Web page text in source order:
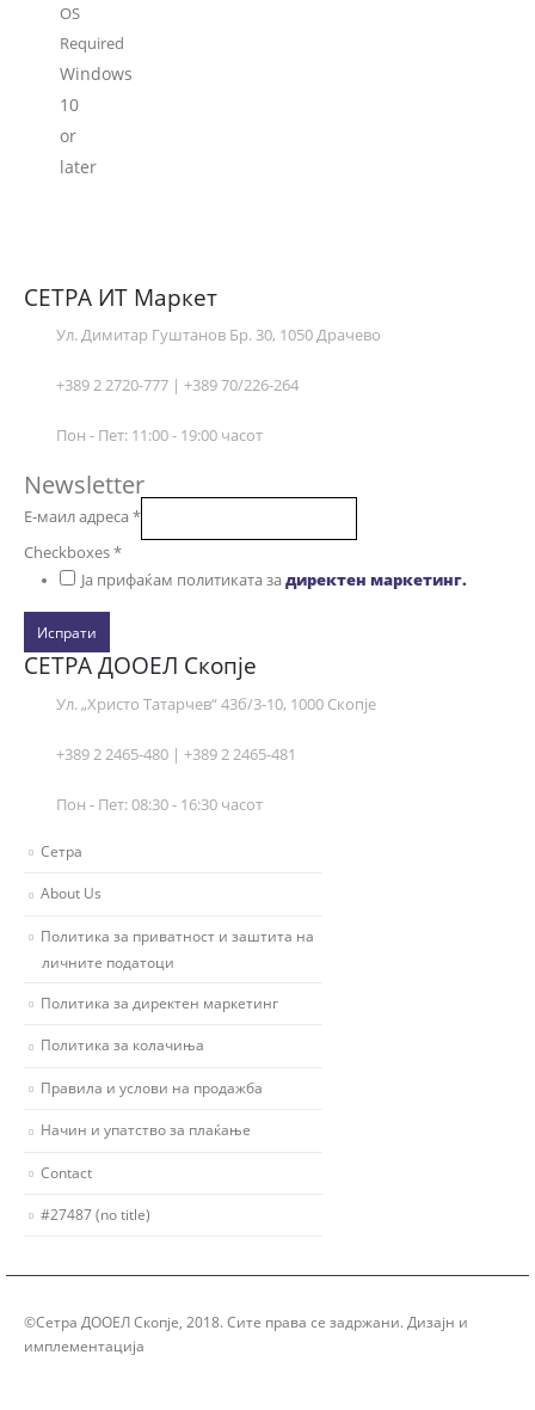
OS
Required
Windows
10
or
later
СЕТРА ИТ Маркет
Ул. Димитар Гуштанов Бр. 30, 1050 Драчево
+389 2 2720-777 | +389 70/226-264
Пон - Пет: 11:00 - 19:00 часот
Newsletter
Е-маил адреса*
Checkboxes*
Ја прифаќам политиката задиректен маркетинг.
Испрати
СЕТРА ДООЕЛ Скопје
Ул. „Христо Татарчев“ 43б/3-10, 1000 Скопје
+389 2 2465-480 | +389 2 2465-481
Пон - Пет: 08:30 - 16:30 часот
Сетра
About Us
Политика за приватност и заштита на
личните податоци
Политика за директен маркетинг
Политика за колачиња
Правила и услови на продажба
Начин и упатство за плаќање
Contact
#27487 (no title)
©Сетра ДООЕЛ Скопје, 2018. Сите права се задржани. Дизајн и
имплементација